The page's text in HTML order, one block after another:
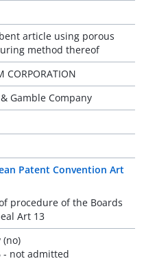
article using porous
method thereof
CORPORATION
Gamble Company
Patent Convention Art
procedure of the Boards
Art 13
- not admitted